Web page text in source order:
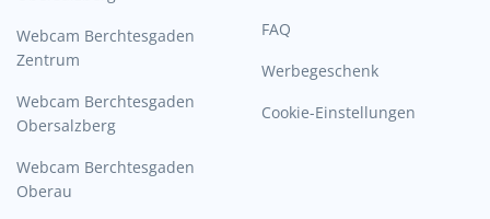
Webcam Berchtesgaden
Zentrum
Webcam Berchtesgaden
Obersalzberg
Webcam Berchtesgaden
Oberau
FAQ
Werbegeschenk
Cookie-Einstellungen